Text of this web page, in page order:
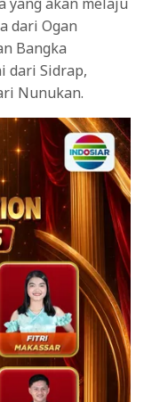
dari Ogan
Bangka
dari Sidrap,
Nunukan.